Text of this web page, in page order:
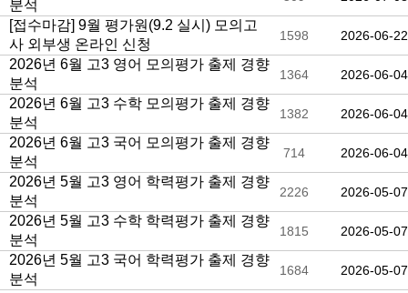
분석
[접수마감] 9월 평가원(9.2 실시) 모의고
사 외부생 온라인 신청
1598 2026-06-22
2026년 6월 고3 영어 모의평가 출제 경향
분석
1364 2026-06-04
2026년 6월 고3 수학 모의평가 출제 경향
분석
1382 2026-06-04
2026년 6월 고3 국어 모의평가 출제 경향
분석
714 2026-06-04
2026년 5월 고3 영어 학력평가 출제 경향
분석
2226 2026-05-07
2026년 5월 고3 수학 학력평가 출제 경향
분석
1815 2026-05-07
2026년 5월 고3 국어 학력평가 출제 경향
분석
1684 2026-05-07